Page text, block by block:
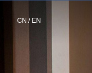
CN / EN